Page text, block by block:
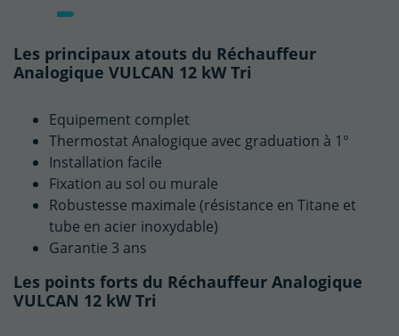
Les principaux atouts du Réchauffeur
Analogique VULCAN 12 kW Tri
Equipement complet
Thermostat Analogique avec graduation à 1°
Installation facile
Fixation au sol ou murale
Robustesse maximale (résistance en Titane et
tube en acier inoxydable)
Garantie 3 ans
Les points forts du Réchauffeur Analogique
VULCAN 12 kW Tri